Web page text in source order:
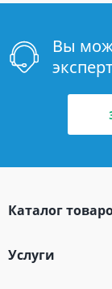
Вы
Каталог
Услуги